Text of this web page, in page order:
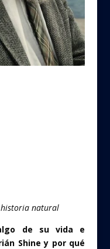
historia natural
de su vida e
Shine y por qué